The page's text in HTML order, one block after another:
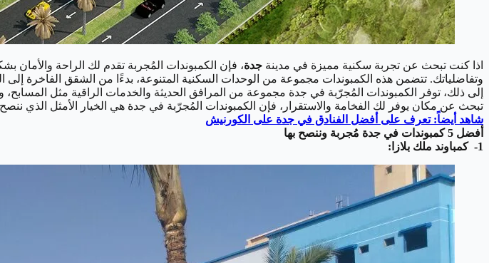
اذا كنت تبحث عن تجربة سكنية مميزة في مدينة جدة، فإن الكمبوندات المُجربة تقدم لك الراحة والأمان
وتفاضلياتك. تتضمن هذه الكمبوندات مجموعة من الوحدات السكنية المتنوعة، بدءًا من الشقق الفاخرة إلى
إلى ذلك، توفر الكمبوندات المُجرّبة في جدة مجموعة من المرافق الحديثة والخدمات الراقية مثل
تبحث عن مكان يوفر لك الفخامة والاستقرار، فإن الكمبوندات المُجرّبة في جدة هي الخيار الأمثل الذي
شاهد أيضاً: تعرف على أفضل الفنادق في جدة على الكورنيش
أفضل 5 كمبوندات في جدة مُجربة وننصح بها
1- كمباوند ملك بلازا: